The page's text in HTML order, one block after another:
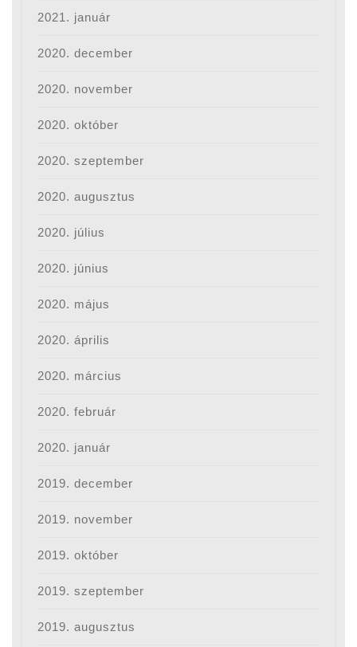
2021. január
2020. december
2020. november
2020. október
2020. szeptember
2020. augusztus
2020. július
2020. június
2020. május
2020. április
2020. március
2020. február
2020. január
2019. december
2019. november
2019. október
2019. szeptember
2019. augusztus